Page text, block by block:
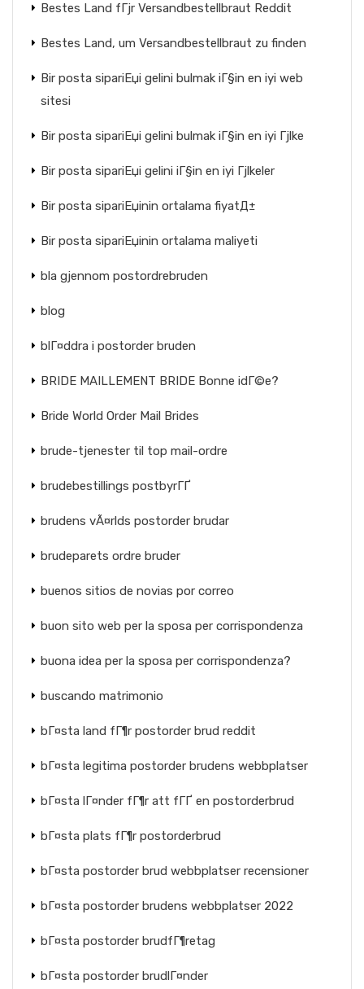
Bestes Land fГјr Versandbestellbraut Reddit
Bestes Land, um Versandbestellbraut zu finden
Bir posta sipariЕџi gelini bulmak iГ§in en iyi web
sitesi
Bir posta sipariЕџi gelini bulmak iГ§in en iyi Гјlke
Bir posta sipariЕџi gelini iГ§in en iyi Гјlkeler
Bir posta sipariЕџinin ortalama fiyatД±
Bir posta sipariЕџinin ortalama maliyeti
bla gjennom postordrebruden
blog
blГ¤ddra i postorder bruden
BRIDE MAILLEMENT BRIDE Bonne idГ©e?
Bride World Order Mail Brides
brude-tjenester til top mail-ordre
brudebestillings postbyrГҐ
brudens vÃ¤rlds postorder brudar
brudeparets ordre bruder
buenos sitios de novias por correo
buon sito web per la sposa per corrispondenza
buona idea per la sposa per corrispondenza?
buscando matrimonio
bГ¤sta land fГ¶r postorder brud reddit
bГ¤sta legitima postorder brudens webbplatser
bГ¤sta lГ¤nder fГ¶r att fГҐ en postorderbrud
bГ¤sta plats fГ¶r postorderbrud
bГ¤sta postorder brud webbplatser recensioner
bГ¤sta postorder brudens webbplatser 2022
bГ¤sta postorder brudfГ¶retag
bГ¤sta postorder brudlГ¤nder